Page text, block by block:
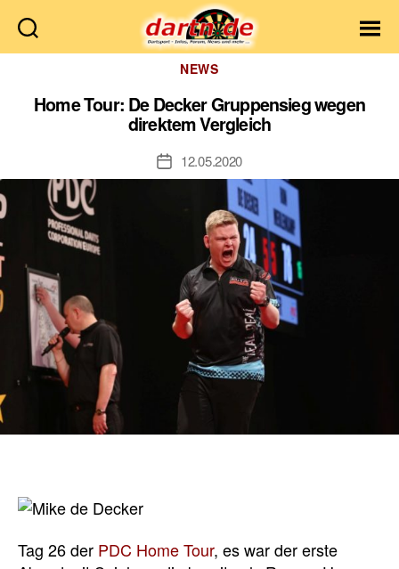
Dartn.de
Kategorien
NEWS
Home Tour: De Decker Gruppensieg wegen
direktem Vergleich
Veröffentlichungsdatum
12.05.2020
Tag 26 der PDC Home Tour, es war der erste